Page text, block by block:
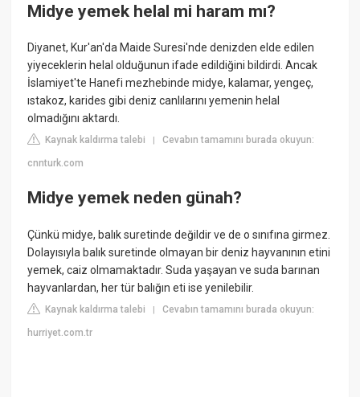
Midye yemek helal mi haram mı?
Diyanet, Kur'an'da Maide Suresi'nde denizden elde edilen
yiyeceklerin helal olduğunun ifade edildiğini bildirdi. Ancak
İslamiyet'te Hanefi mezhebinde midye, kalamar, yengeç,
ıstakoz, karides gibi deniz canlılarını yemenin helal
olmadığını aktardı.
Kaynak kaldırma talebi |Cevabın tamamını burada okuyun:
cnnturk.com
Midye yemek neden günah?
Çünkü midye, balık suretinde değildir ve de o sınıfına girmez.
Dolayısıyla balık suretinde olmayan bir deniz hayvanının etini
yemek, caiz olmamaktadır. Suda yaşayan ve suda barınan
hayvanlardan, her tür balığın eti ise yenilebilir.
Kaynak kaldırma talebi |Cevabın tamamını burada okuyun:
hurriyet.com.tr